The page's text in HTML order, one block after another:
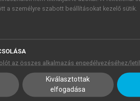
Mészáros Judit, Harmatta
és fáradhatatlan érzelmi
kezdő orvos Ferenczi igen
egyszerre mutatja meg az
akár a spiritizmus iránt, és
jól használható mutatót is
a személyre szabott beállításokat kezelő sütik.
az összes alkalmazás engedélyezéséhez/
Kiválasztottak
elfogadása